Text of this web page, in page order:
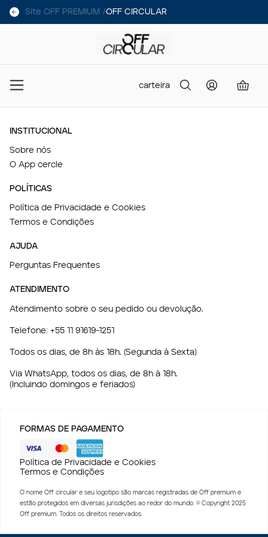
Site OFF PREMIUM /OFF CIRCULAR
carteira
INSTITUCIONAL
Sobre nós
O App cercle
POLÍTICAS
Política de Privacidade e Cookies
Termos e Condições
AJUDA
Perguntas Frequentes
ATENDIMENTO
Atendimento sobre o seu pedido ou devolução.
Telefone: +55 11 91619-1251
Todos os dias, de 8h às 18h. (Segunda à Sexta)
Via WhatsApp, todos os dias, de 8h à 18h.
(Incluindo domingos e feriados)
FORMAS DE PAGAMENTO
Política de Privacidade e Cookies
Termos e Condições
O nome Off circular e seu logotipo são marcas registradas de Off premium e
estão protegidos em diversas jurisdições ao redor do mundo. © Copyright 2025
Off premium. Todos os direitos reservados.